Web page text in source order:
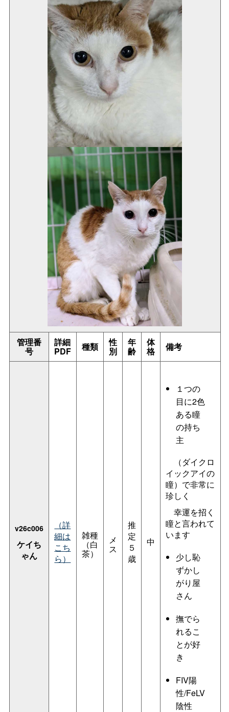
管理番
号
詳細
PDF 種類 性
別
年
齢
体
格 備考
v26c006
ケイち
ゃん
（詳
細は
こち
ら）
雑種
（白
茶）
メ
ス
推
定
５
歳
中
１つの
目に2色
ある瞳
の持ち
主
（ダイクロ
イックアイの
瞳）で非常に
珍しく
幸運を招く
瞳と言われて
います
少し恥
ずかし
がり屋
さん
撫でら
れるこ
とが好
き
FIV陽
性/FeLV
陰性